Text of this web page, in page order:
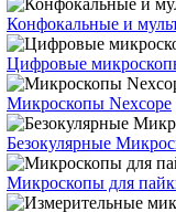
Конфокальные и
Цифровые
Микроскопы Nexcope
Безокулярные
Микроскопы для